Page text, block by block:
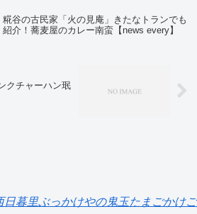
糀谷の古民家「火の見庵」きたなトランでも
紹介！蕎麦屋のカレー南蛮【news every】
クチャーハン珉
暮里ぶっかけやの鬼玉たまごかけご